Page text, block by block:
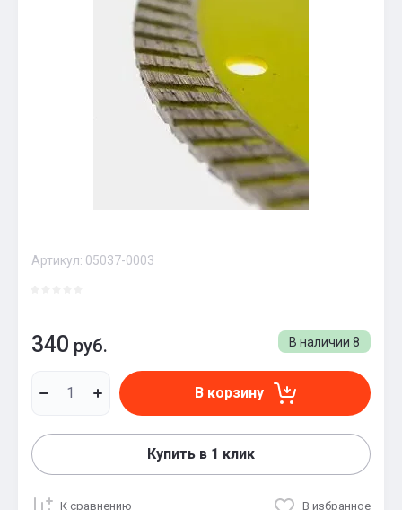
Артикул: 05037-0003
В наличии 8
340 руб.
В корзину
Купить в 1 клик
К сравнению В избранное